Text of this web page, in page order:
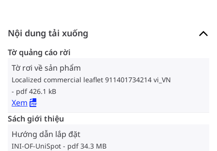
Nội dung tải xuống
Tờ quảng cáo rời
Tờ rơi về sản phẩm
Localized commercial leaflet 911401734214 vi_VN
pdf 426.1 kB
Xem
Sách giới thiệu
Hướng dẫn lắp đặt
INI-OF-UniSpot pdf 34.3 MB